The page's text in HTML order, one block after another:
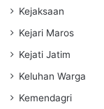
Kejaksaan
Kejari Maros
Kejati Jatim
Keluhan Warga
Kemendagri